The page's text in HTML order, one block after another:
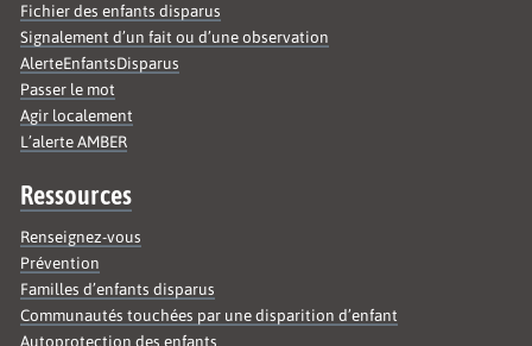
Fichier des enfants disparus
Signalement d’un fait ou d’une observation
AlerteEnfantsDisparus
Passer le mot
Agir localement
L’alerte AMBER
Ressources
Renseignez-vous
Prévention
Familles d’enfants disparus
Communautés touchées par une disparition d’enfant
Autoprotection des enfants